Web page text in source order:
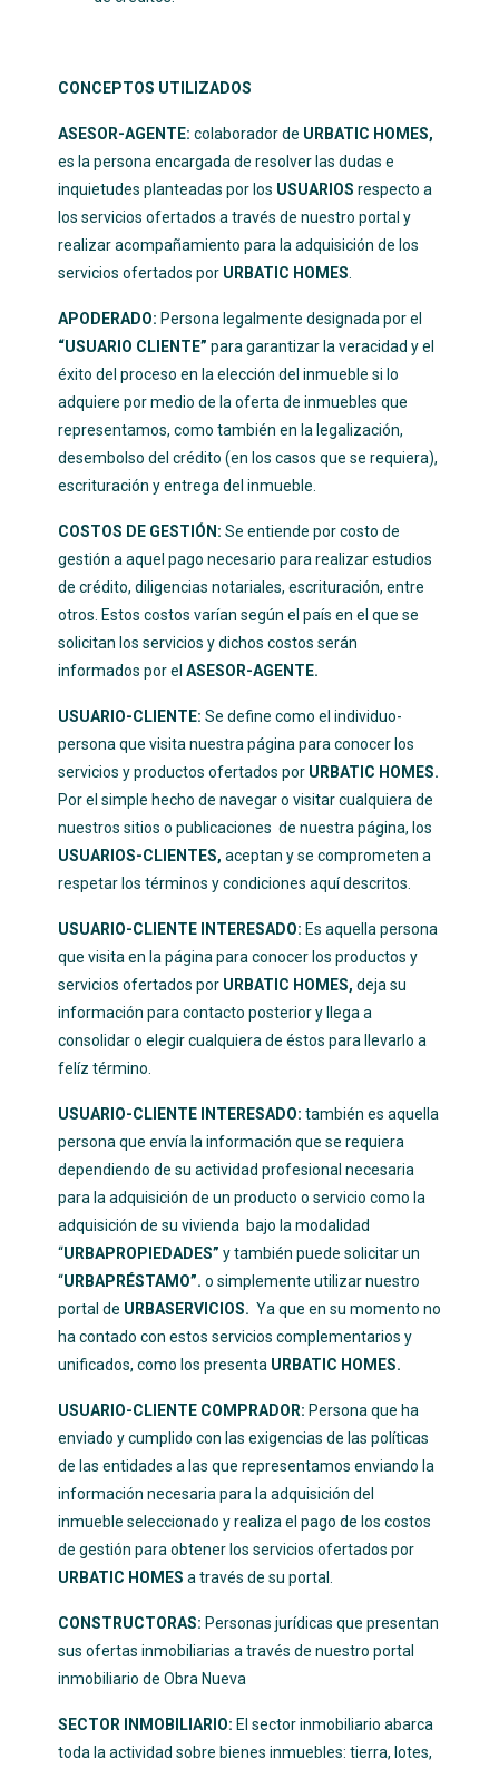
CONCEPTOS UTILIZADOS
ASESOR-AGENTE: colaborador de URBATIC HOMES,
es la persona encargada de resolver las dudas e
inquietudes planteadas por los USUARIOS respecto a
los servicios ofertados a través de nuestro portal y
realizar acompañamiento para la adquisición de los
servicios ofertados por URBATIC HOMES
APODERADO: Persona legalmente designada por el
“USUARIO CLIENTE” para garantizar la veracidad y el
éxito del proceso en la elección del inmueble si lo
adquiere por medio de la oferta de inmuebles que
representamos, como también en la legalización,
desembolso del crédito (en los casos que se requiera),
escrituración y entrega del inmueble.
COSTOS DE GESTIÓN: Se entiende por costo de
gestión a aquel pago necesario para realizar estudios
de crédito, diligencias notariales, escrituración, entre
otros. Estos costos varían según el país en el que se
solicitan los servicios y dichos costos serán
informados por el ASESOR-AGENTE.
USUARIO-CLIENTE: Se define como el individuo-
persona que visita nuestra página para conocer los
servicios y productos ofertados por URBATIC HOMES.
Por el simple hecho de navegar o visitar cualquiera de
nuestros sitios o publicaciones de nuestra página, los
USUARIOS-CLIENTES, aceptan y se comprometen a
respetar los términos y condiciones aquí descritos.
USUARIO-CLIENTE INTERESADO: Es aquella persona
que visita en la página para conocer los productos y
servicios ofertados por URBATIC HOMES, deja su
información para contacto posterior y llega a
consolidar o elegir cualquiera de éstos para llevarlo a
felíz término.
USUARIO-CLIENTE INTERESADO: también es aquella
persona que envía la información que se requiera
dependiendo de su actividad profesional necesaria
para la adquisición de un producto o servicio como la
adquisición de su vivienda bajo la modalidad
“URBAPROPIEDADES” y también puede solicitar un
“URBAPRÉSTAMO”. o simplemente utilizar nuestro
portal de URBASERVICIOS. Ya que en su momento no
ha contado con estos servicios complementarios y
unificados, como los presenta URBATIC HOMES.
USUARIO-CLIENTE COMPRADOR: Persona que ha
enviado y cumplido con las exigencias de las políticas
de las entidades a las que representamos enviando la
información necesaria para la adquisición del
inmueble seleccionado y realiza el pago de los costos
de gestión para obtener los servicios ofertados por
URBATIC HOMES a través de su portal.
CONSTRUCTORAS: Personas jurídicas que presentan
sus ofertas inmobiliarias a través de nuestro portal
inmobiliario de Obra Nueva
SECTOR INMOBILIARIO: El sector inmobiliario abarca
toda la actividad sobre bienes inmuebles: tierra, lotes,